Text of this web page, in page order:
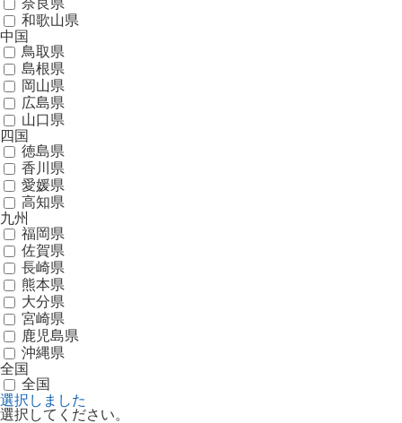
和歌山県
中国
鳥取県
島根県
岡山県
広島県
山口県
四国
徳島県
香川県
愛媛県
高知県
九州
福岡県
佐賀県
長崎県
熊本県
大分県
宮崎県
鹿児島県
沖縄県
全国
全国
選択しました
選択してください。